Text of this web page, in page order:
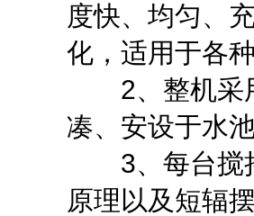
度快、均匀、
化，适用于各
2、整机采用
凑、安设于水
3、每台搅拌
原理以及短辐